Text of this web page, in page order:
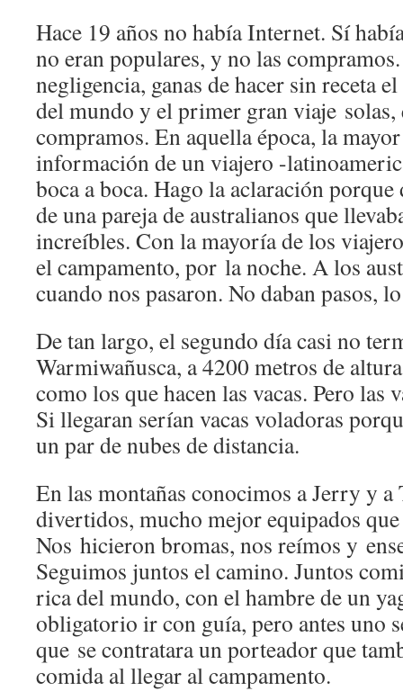
Hace 19 años no había Internet. Sí
no eran populares, y no las
negligencia, ganas de hacer sin receta
del mundo y el primer gran viaje solas,
compramos. En aquella época, la
información de un viajero -
boca a boca. Hago la aclaración porque
de una pareja de australianos que
increíbles. Con la mayoría de los
el campamento, por la noche. A los
cuando nos pasaron. No daban pasos,
De tan largo, el segundo día casi no
Warmiwañusca, a 4200 metros de
como los que hacen las vacas. Pero las
Si llegaran serían vacas voladoras
un par de nubes de distancia.
En las montañas conocimos a Jerry y
divertidos, mucho mejor equipados
Nos hicieron bromas, nos reímos y
Seguimos juntos el camino. Juntos
rica del mundo, con el hambre de un
obligatorio ir con guía, pero antes uno
que se contratara un porteador que
comida al llegar al campamento.